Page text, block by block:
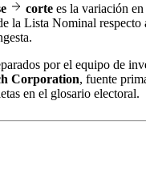
corte es la variación
la Lista Nominal respecto
por el equipo de
Corporation, fuente
en el glosario electoral.